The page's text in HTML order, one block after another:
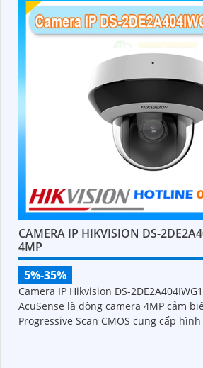
CAMERA IP HIKVISION DS-
4MP
5%-35%
Camera IP Hikvision DS-
AcuSense là dòng camera 4MP cảm
Progressive Scan CMOS cung cấp